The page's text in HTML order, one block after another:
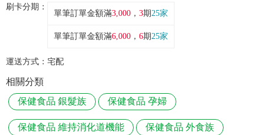
刷卡分期：
單筆訂單金額滿3,000 ， 3期25家
單筆訂單金額滿6,000 ， 6期25家
運送方式： 宅配
相關分類
保健食品 銀髮族
保健食品 孕婦
保健食品 維持消化道機能 保健食品 外食族